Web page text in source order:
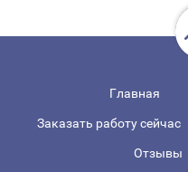
Главная
Заказать работу сейчас
Отзывы